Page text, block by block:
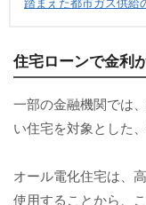
住宅ローンで金利
一部の金融機関では
い住宅を対象とした
オール電化住宅は、
使用することから、